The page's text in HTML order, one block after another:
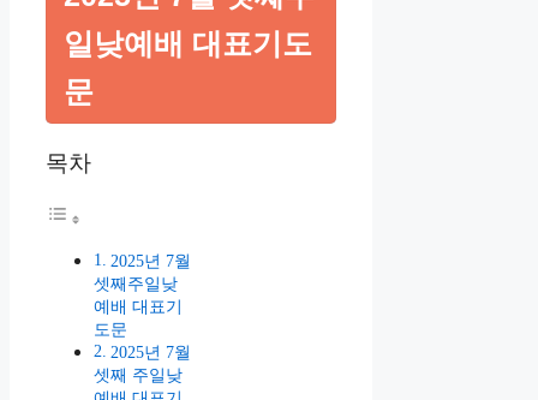
일낮예배 대표기도
문
목차
2025년 7월
셋째주일낮
예배 대표기
도문
2025년 7월
셋째 주일낮